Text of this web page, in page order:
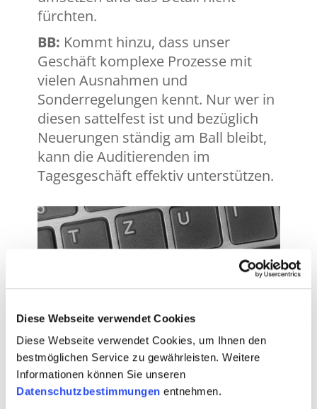
Diese Webseite verwendet Cookies
Diese Webseite verwendet Cookies, um Ihnen den
bestmöglichen Service zu gewährleisten. Weitere
Informationen können Sie unseren
Datenschutzbestimmungen entnehmen.
fürchten.
BB: Kommt hinzu, dass unser
Geschäft komplexe Prozesse mit
vielen Ausnahmen und
Sonderregelungen kennt. Nur wer in
diesen sattelfest ist und bezüglich
Neuerungen ständig am Ball bleibt,
kann die Auditierenden im
Tagesgeschäft effektiv unterstützen.
Administratives SQS-Rückgrat: Im
Kundendienst und Account Management